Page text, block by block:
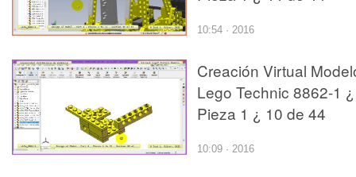
10:54 · 2016
Creación Virtual
Lego Technic 8862-1 ¿
Pieza 1 ¿ 10 de 44
10:09 · 2016